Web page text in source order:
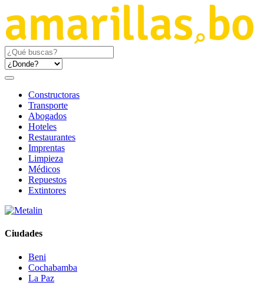
Constructoras
Transporte
Abogados
Hoteles
Restaurantes
Imprentas
Limpieza
Médicos
Repuestos
Extintores
Ciudades
Beni
Cochabamba
La Paz